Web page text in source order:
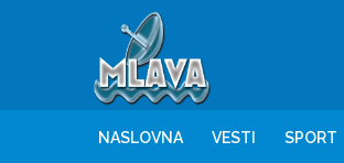
NASLOVNA VESTI SPORT